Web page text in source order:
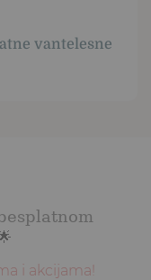
vantelesne
i akcijama!